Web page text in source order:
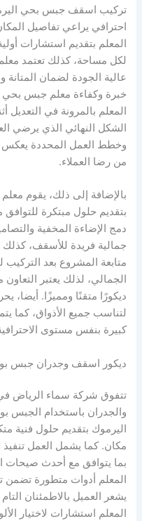
تركيب اسقف جبس بحي
احترافي يراعي تفاصيل
المعلم بتقديم استشارات
لكل مساحة، كذلك تعتمد
عالية الجودة لضمان
خبرة وكفاءة معلم جبس بحي
المعلم بالمرونة في التعديل
الشكل النهائي الذي يرضي
وخطط العمل المحددة يعكس
من رضا العملاء.
بالإضافة إلى ذلك، يقوم
بتقديم حلول مبتكرة
دمج الإضاءة المخفية
جمالية فريدة للأسقف،
متابعة المشروع بعد
الجمالي، لذلك يعتبر التعاون
ديكورًا متقنًا ومميزًا. أيضا،
لتناسب جميع الأذواق، كما
كبيرة بنفس مستوى
ديكور اسقف وجدران جبس
تتفوق شركة سماء الرياض
والجدران باستخدام الجبس
اليرموك بتقديم حلول فنية
مكان. كما يشمل العمل تنفيذ
بما يتوافق مع أحدث صيحات
المعلم أدوات متطورة تضمن
يشعر العميل بالاطمئنان
المعلم استشارات لاختيار